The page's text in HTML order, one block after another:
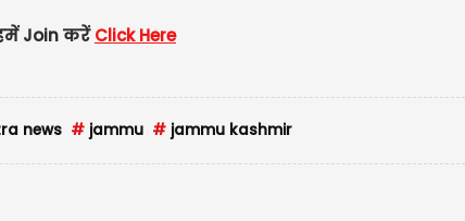
Join करेंClick Here
news # jammu # jammu kashmir